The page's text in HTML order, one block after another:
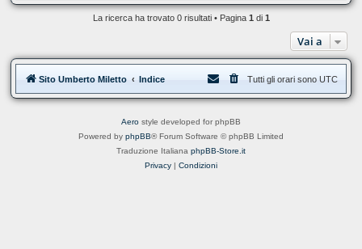
La ricerca ha trovato 0 risultati • Pagina 1 di 1
Vai a
Sito Umberto Miletto Indice Tutti gli orari sono UTC
Aero style developed for phpBB
Powered by phpBB® Forum Software © phpBB Limited
Traduzione Italiana phpBB-Store.it
Privacy | Condizioni